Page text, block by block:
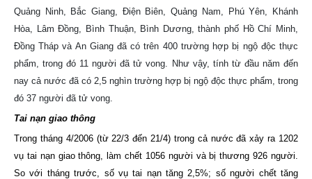
Quảng Ninh, Bắc Giang, Điện Biên, Quảng Nam, Phú Yên, Khánh
Hòa, Lâm Đồng, Bình Thuận, Bình Dương, thành phố Hồ Chí Minh,
Đồng Tháp và An Giang đã có trên 400 trường hợp bị ngộ độc thực
phẩm, trong đó 11 người đã tử vong. Như vậy, tính từ đầu năm đến
nay cả nước đã có 2,5 nghìn trường hợp bị ngộ độc thực phẩm, trong
đó 37 người đã tử vong.
Tai nạn giao thông
Trong tháng 4/2006 (từ 22/3 đến 21/4) trong cả nước đã xảy ra 1202
vụ tai nạn giao thông, làm chết 1056 người và bị thương 926 người.
So với tháng trước, số vụ tai nạn tăng 2,5%; số người chết tăng